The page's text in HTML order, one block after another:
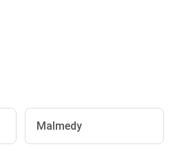
Malmedy